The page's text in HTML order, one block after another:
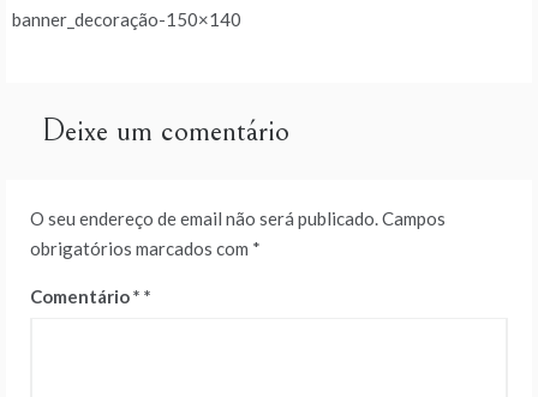
artigos
banner_decoração-150×140
Deixe um comentário
O seu endereço de email não será publicado.Campos
obrigatórios marcados com *
Comentário*